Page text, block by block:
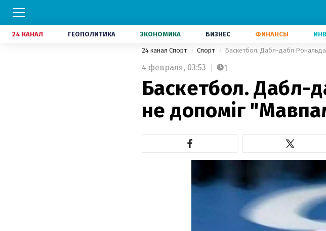
24 КАНАЛ ГЕОПОЛИТИКА ЭКОНОМИКА БИЗНЕС ФИНАНСЫ
24 канал Спорт Спорт Баскетбол. Дабл-дабл Рональда
4 февраля, 03:53 1
Баскетбол. Дабл-
не допоміг